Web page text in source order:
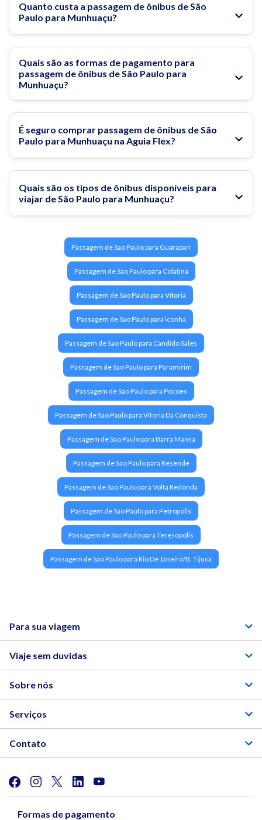
Quanto custa a passagem de ônibus de São
Paulo para Munhuaçu?
Quais são as formas de pagamento para
passagem de ônibus de São Paulo para
Munhuaçu?
É seguro comprar passagem de ônibus de São
Paulo para Munhuaçu na Aguia Flex?
Quais são os tipos de ônibus disponíveis para
viajar de São Paulo para Munhuaçu?
Passagem de Sao Paulo para Guarapari
Passagem de Sao Paulo para Colatina
Passagem de Sao Paulo para Vitoria
Passagem de Sao Paulo para Iconha
Passagem de Sao Paulo para Candido Sales
Passagem de Sao Paulo para Paramirim
Passagem de Sao Paulo para Pocoes
Passagem de Sao Paulo para Vitoria Da Conquista
Passagem de Sao Paulo para Barra Mansa
Passagem de Sao Paulo para Resende
Passagem de Sao Paulo para Volta Redonda
Passagem de Sao Paulo para Petropolis
Passagem de Sao Paulo para Teresopolis
Passagem de Sao Paulo para Rio De Janeiro/B. Tijuca
Para sua viagem
Viaje sem duvidas
Sobre nós
Serviços
Contato
Formas de pagamento